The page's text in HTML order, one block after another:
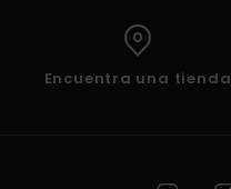
Encuentra una tienda